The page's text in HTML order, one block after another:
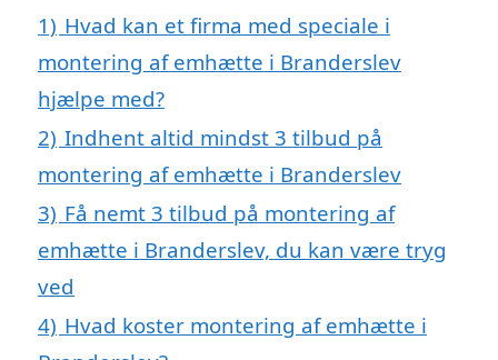
1) Hvad kan et firma med speciale i
montering af emhætte i Branderslev
hjælpe med?
2) Indhent altid mindst 3 tilbud på
montering af emhætte i Branderslev
3) Få nemt 3 tilbud på montering af
emhætte i Branderslev, du kan være tryg
ved
4) Hvad koster montering af emhætte i